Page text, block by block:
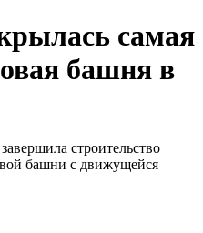
самая
башня в
строительство
башни с движущейся